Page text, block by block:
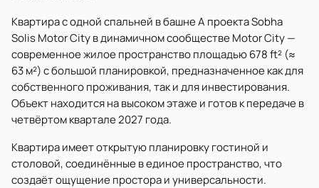
Квартира с одной спальней в башне A проекта Sobha
Solis Motor City в динамичном сообществе Motor City —
современное жилое пространство площадью 678 ft² (≈
63 м²) с большой планировкой, предназначенное как для
собственного проживания, так и для инвестирования.
Объект находится на высоком этаже и готов к передаче в
четвёртом квартале 2027 года.
Квартира имеет открытую планировку гостиной и
столовой, соединённые в единое пространство, что
создаёт ощущение простора и универсальности.